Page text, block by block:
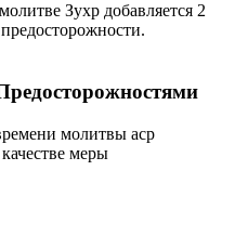
Зухр добавляется 2
молитвы аср
меры